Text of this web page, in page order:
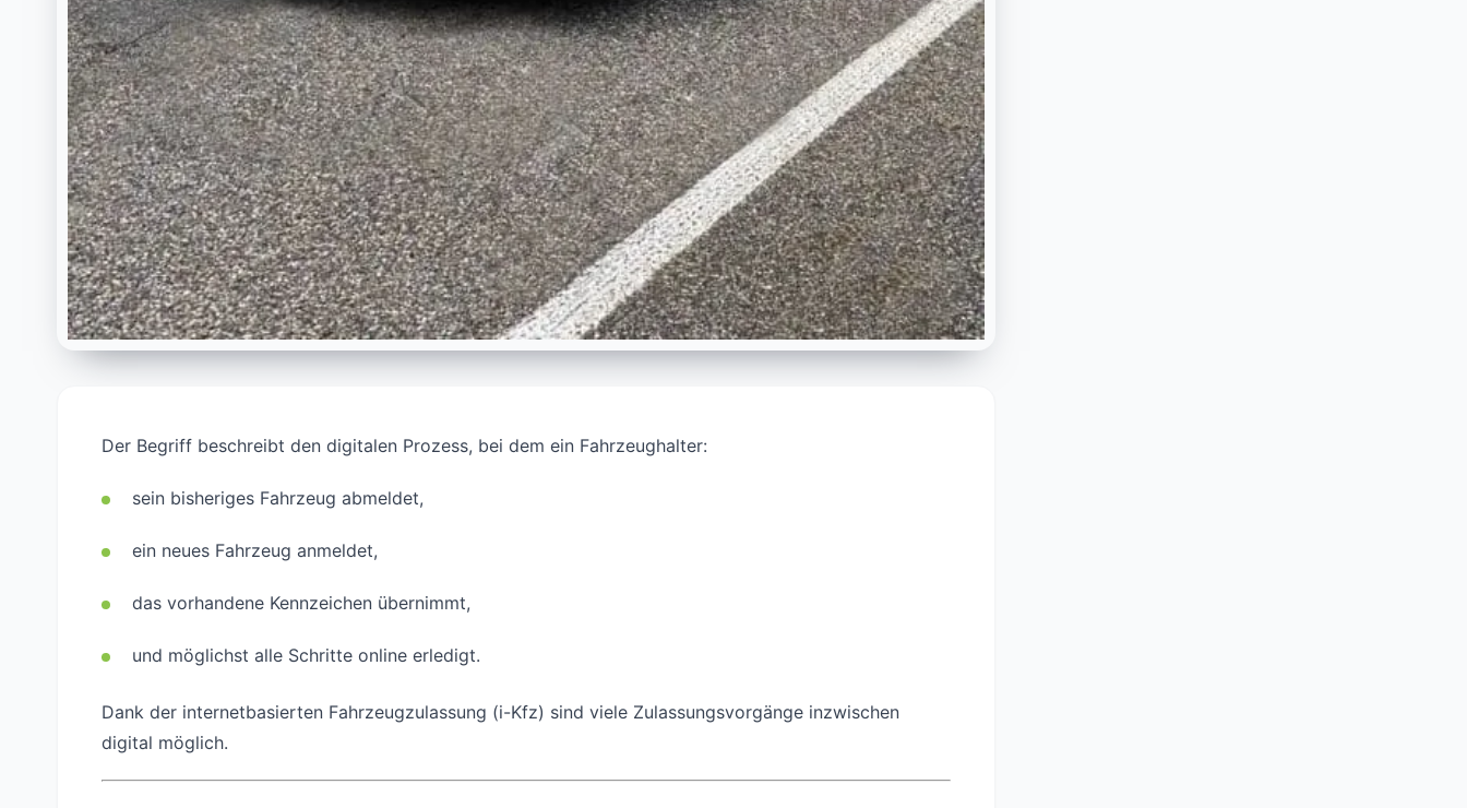
Der Begriff beschreibt den digitalen Prozess, bei dem ein Fahrzeughalter:
sein bisheriges Fahrzeug abmeldet,
ein neues Fahrzeug anmeldet,
das vorhandene Kennzeichen übernimmt,
und möglichst alle Schritte online erledigt.
Dank der internetbasierten Fahrzeugzulassung (i-Kfz) sind viele Zulassungsvorgänge inzwischen
digital möglich.